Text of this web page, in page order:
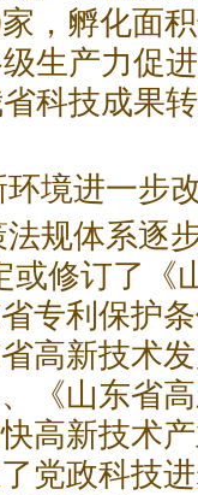
，孵化面
生产力促
科技成果
境进一步
体系逐步
或修订了《
专利保护
高新技术
《山东省
高新技术
党政科技